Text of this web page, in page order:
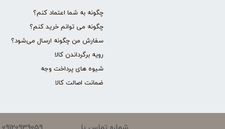
چگونه به شما اعتماد کنم؟
چگونه می توانم خرید کنم؟
سفارش من چگونه ارسال می‌شود؟
رویه برگرداندن کالا
شیوه های پرداخت وجه
ضمانت اصالت کالا